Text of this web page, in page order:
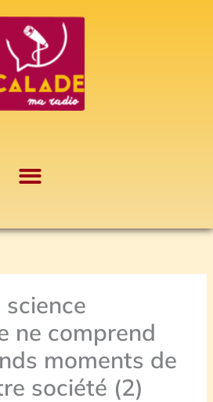
ne comprend
moments de
société (2)